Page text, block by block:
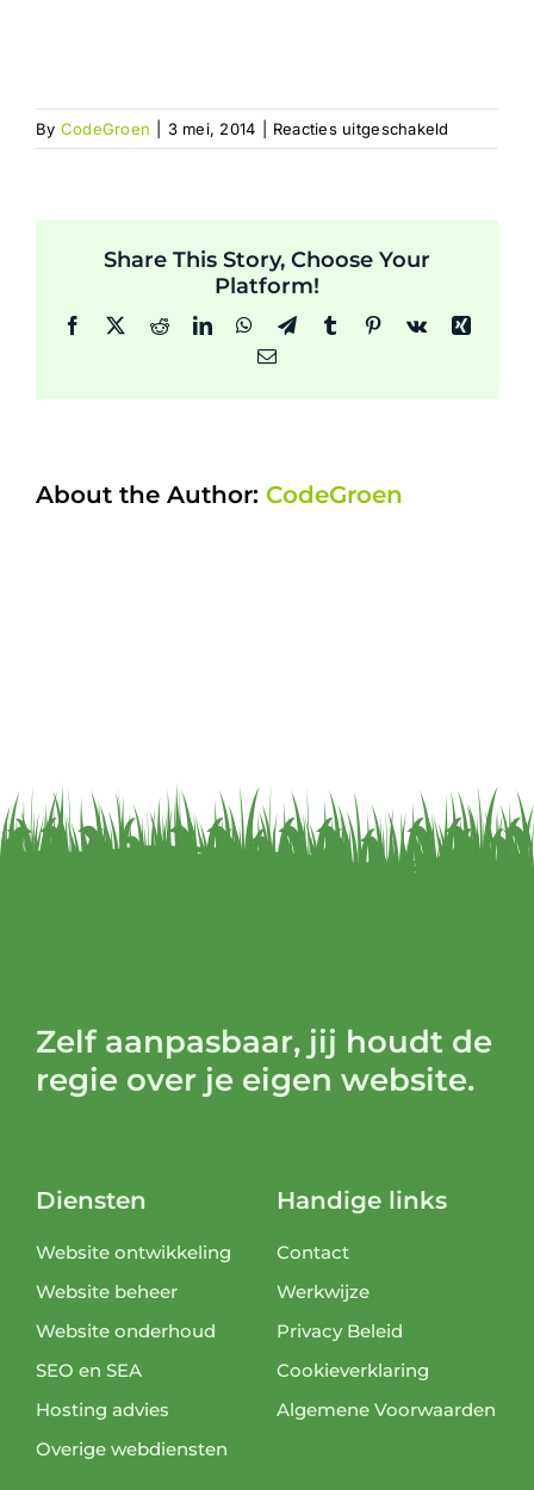
By CodeGroen 3 mei, 2014 Reacties uitgeschakeld
avenue-
Share This Story, Choose Your
Platform!
Facebook RedditLinkedInWhatsApp
TelegramTumblr Pinterest
Vk
Xing
Email
About the Author: CodeGroen
Zelf aanpasbaar, jij houdt de
regie over je eigen website.
Diensten
Website ontwikkeling
Website beheer
Website onderhoud
SEO en SEA
Hosting advies
Overige webdiensten
Handige links
Contact
Werkwijze
Privacy Beleid
Cookieverklaring
Algemene Voorwaarden